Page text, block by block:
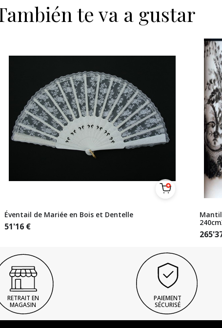
te va a gustar
Éventail de Mariée en Bois et Dentelle
51'16 €
RETRAIT EN
MAGASIN
PAIEMENT
SÉCURISÉ